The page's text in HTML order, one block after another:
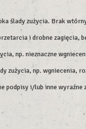
ślady zużycia. Brak
i drobne zagięcia,
np. nieznaczne
zużycia, np. wgniecenia,
podpisy i/lub inne wyraźne